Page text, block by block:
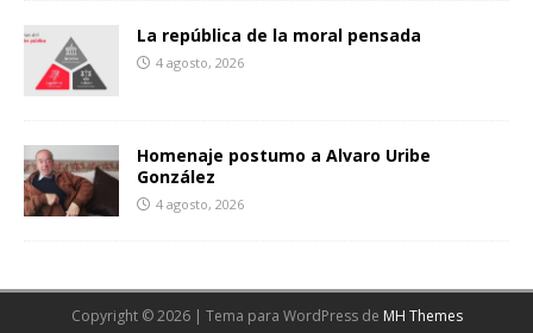
La república de la moral pensada
4 agosto, 2026
Homenaje postumo a Alvaro Uribe
González
4 agosto, 2026
Copyright © 2026 | Tema para WordPress de MH Themes